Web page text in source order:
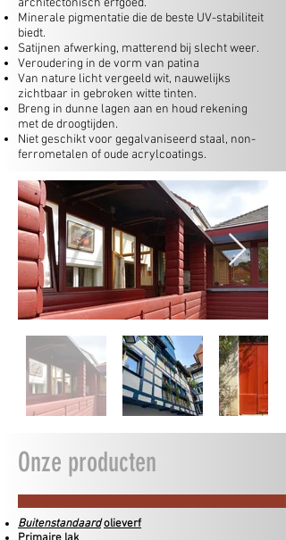
architectonisch erfgoed.
Minerale pigmentatiedie de beste UV-stabiliteit
biedt.
Satijnen afwerking, matterend bij slecht weer.
Veroudering in de vorm van patina
Van nature licht vergeeld wit, nauwelijks
zichtbaar in gebroken witte tinten.
Breng in dunne lagen aan en houd rekening
met de droogtijden.
Niet geschikt voor gegalvaniseerd staal, non-
ferrometalen of oude acrylcoatings.
Onze producten
Buitenstandaardolieverf